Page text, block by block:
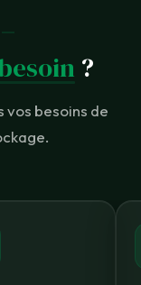
?
vos besoins de